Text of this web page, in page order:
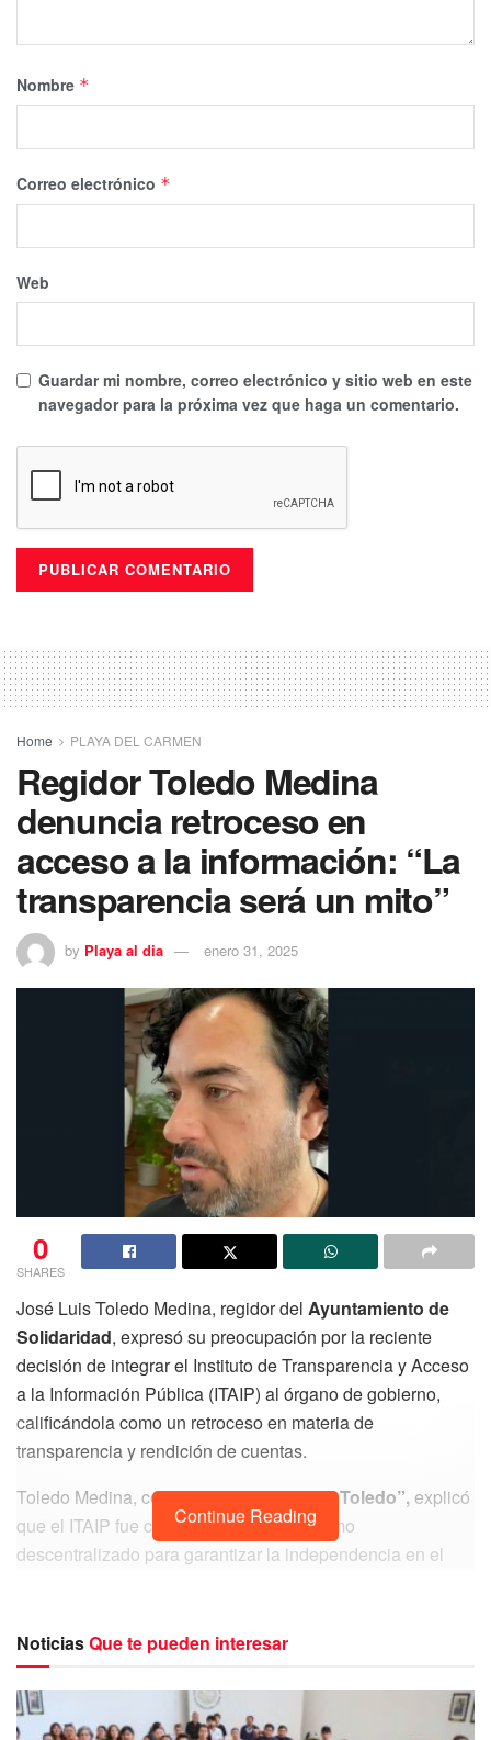
Nombre *
Correo electrónico *
Web
Guardar mi nombre, correo electrónico y sitio web en este
navegador para la próxima vez que haga un comentario.
Home PLAYA DEL CARMEN
Regidor Toledo Medina
denuncia retroceso en
acceso a la información: “La
transparencia será un mito”
by Playa al dia enero 31, 2025
0
SHARES
José Luis Toledo Medina, regidor del Ayuntamiento de
Solidaridad, expresó su preocupación por la reciente
decisión de integrar el Instituto de Transparencia y Acceso
a la Información Pública (ITAIP) al órgano de gobierno,
calificándola como un retroceso en materia de
transparencia y rendición de cuentas.
Toledo Medina, conocido como “Chanito Toledo”, explicó
que el ITAIP fue creado como un organismo
descentralizado para garantizar la independencia en el
esta autonomía y convierte la transparencia en “un mito o
una broma”. “El gobierno podrá decidir qué información
compartir y cuál ocultar, lo que deja a los servidores
públicos sin responsabilidad alguna ante los ciudadanos”,
Continue Reading
NoticiasQue te pueden interesar